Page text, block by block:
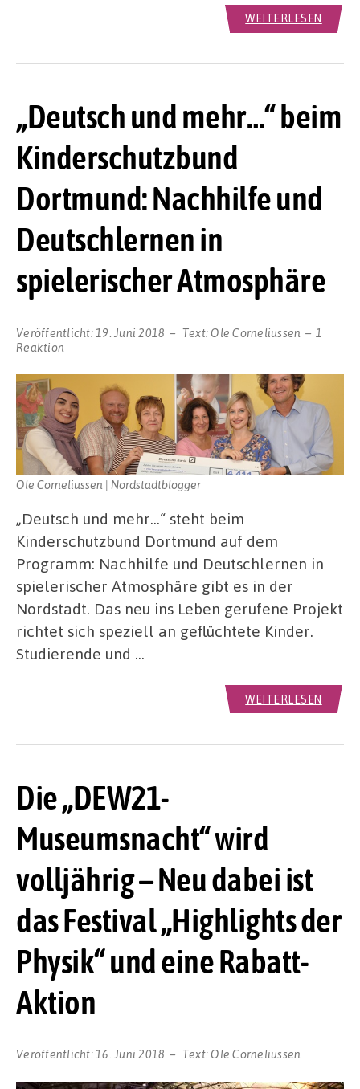
WEITERLESEN
„Deutsch und mehr…“ beim
Kinderschutzbund
Dortmund: Nachhilfe und
Deutschlernen in
spielerischer Atmosphäre
Veröffentlicht: 19. Juni 2018 Text:Ole Corneliussen
1
Reaktion
Ole Corneliussen | Nordstadtblogger
„Deutsch und mehr…“ steht beim
Kinderschutzbund Dortmund auf dem
Programm: Nachhilfe und Deutschlernen in
spielerischer Atmosphäre gibt es in der
Nordstadt. Das neu ins Leben gerufene Projekt
richtet sich speziell an geflüchtete Kinder.
Studierende und …
WEITERLESEN
Die „DEW21-
Museumsnacht“ wird
volljährig – Neu dabei ist
das Festival „Highlights der
Physik“ und eine Rabatt-
Aktion
Veröffentlicht: 16. Juni 2018 Text:Ole Corneliussen